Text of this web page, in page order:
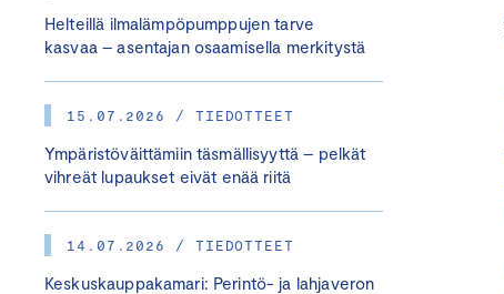
Helteillä ilmalämpöpumppujen tarve
kasvaa – asentajan osaamisella merkitystä
15.07.2026 / TIEDOTTEET
Ympäristöväittämiin täsmällisyyttä – pelkät
vihreät lupaukset eivät enää riitä
14.07.2026 / TIEDOTTEET
Keskuskauppakamari: Perintö- ja lahjaveron